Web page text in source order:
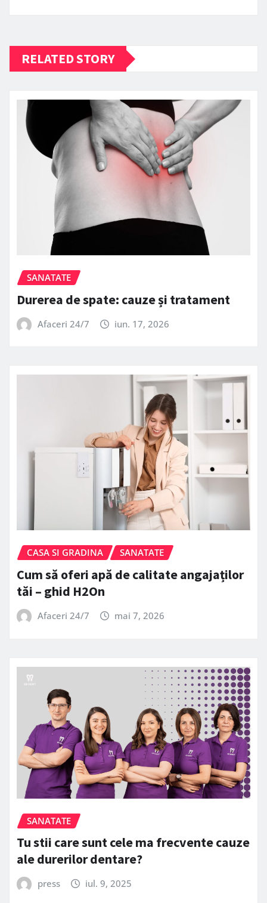
RELATED STORY
SANATATE
Durerea de spate: cauze și tratament
Afaceri 24/7 iun. 17, 2026
CASA SI GRADINA SANATATE
Cum să oferi apă de calitate angajaților
tăi – ghid H2On
Afaceri 24/7 mai 7, 2026
SANATATE
Tu stii care sunt cele ma frecvente cauze
ale durerilor dentare?
press iul. 9, 2025